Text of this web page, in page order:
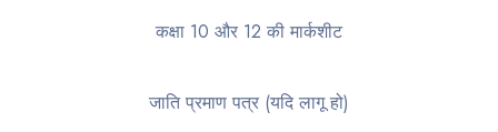
कक्षा 10 और 12 की मार्कशीट
जाति प्रमाण पत्र (यदि लागू हो)